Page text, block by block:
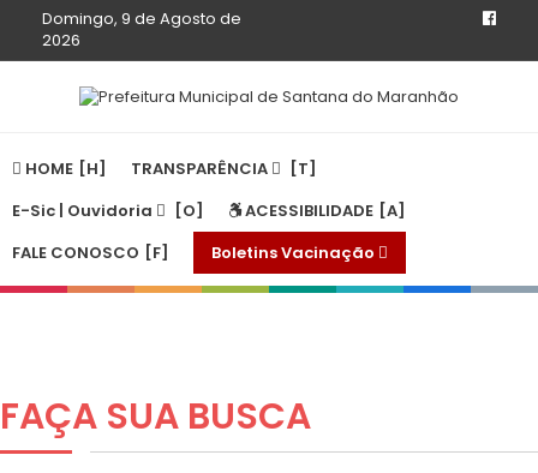
Domingo, 9 de Agosto de
2026
HOME
TRANSPARÊNCIA
E-Sic | Ouvidoria
ACESSIBILIDADE
FALE CONOSCO
Boletins Vacinação
FAÇA SUA BUSCA